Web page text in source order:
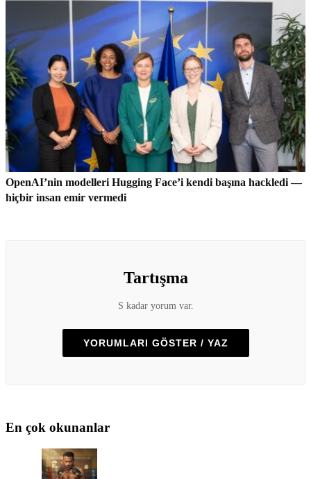
OpenAI’nin modelleri Hugging Face’i kendi başına hackledi —
hiçbir insan emir vermedi
Tartışma
S kadar yorum var.
YORUMLARI GÖSTER / YAZ
En çok okunanlar